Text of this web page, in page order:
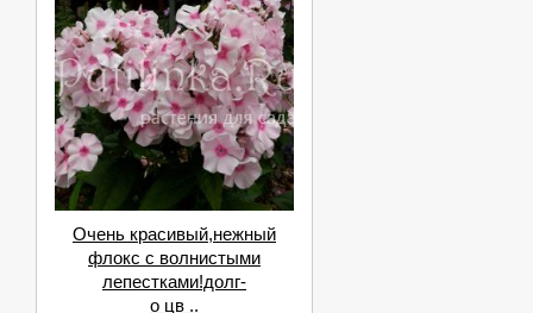
Очень красивый,нежный
флокс с волнистыми
лепестками!долг-
о цв ..